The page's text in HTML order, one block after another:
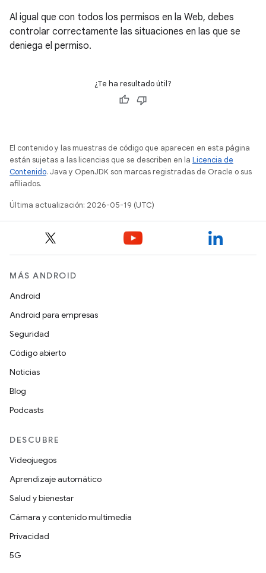
Al igual que con todos los permisos en la Web, debes
controlar correctamente las situaciones en las que se
deniega el permiso.
¿Te ha resultado útil?
El contenido y las muestras de código que aparecen en esta página
están sujetas a las licencias que se describen en la Licencia de
Contenido. Java y OpenJDK son marcas registradas de Oracle o sus
afiliados.
Última actualización: 2026-05-19 (UTC)
MÁS ANDROID
Android
Android para empresas
Seguridad
Código abierto
Noticias
Blog
Podcasts
DESCUBRE
Videojuegos
Aprendizaje automático
Salud y bienestar
Cámara y contenido multimedia
Privacidad
5G